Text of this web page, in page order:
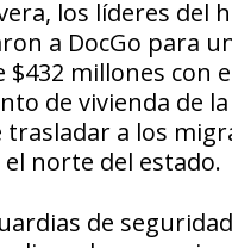
los líderes del
a DocGo para
millones con
de vivienda de
trasladar a los
norte del estado.
de